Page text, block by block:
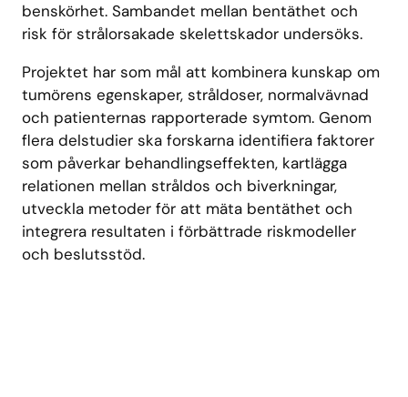
benskörhet. Sambandet mellan bentäthet och
risk för strålorsakade skelettskador undersöks.
Projektet har som mål att kombinera kunskap om
tumörens egenskaper, stråldoser, normalvävnad
och patienternas rapporterade symtom. Genom
flera delstudier ska forskarna identifiera faktorer
som påverkar behandlingseffekten, kartlägga
relationen mellan stråldos och biverkningar,
utveckla metoder för att mäta bentäthet och
integrera resultaten i förbättrade riskmodeller
och beslutsstöd.